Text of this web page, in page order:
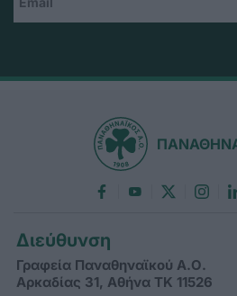
Διεύθυνση
Γραφεία Παναθηναϊκού Α.Ο.
Αρκαδίας 31, Αθήνα ΤΚ 11526